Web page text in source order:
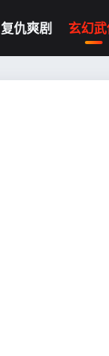
复仇爽剧 玄幻我的